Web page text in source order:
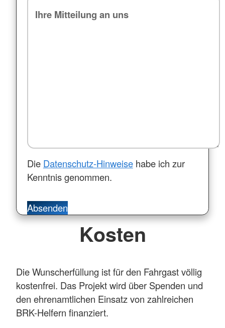
Die Datenschutz-Hinweisehabe ich zur
Kenntnis genommen.
Absenden
Kosten
Die Wunscherfüllung ist für den Fahrgast völlig
kostenfrei. Das Projekt wird über Spenden und
den ehrenamtlichen Einsatz von zahlreichen
BRK-Helfern finanziert.